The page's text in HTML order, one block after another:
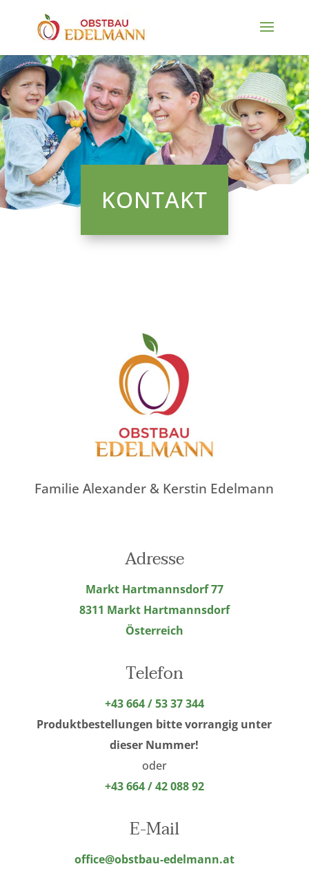
KONTAKT
Familie Alexander & Kerstin Edelmann
Adresse
Markt Hartmannsdorf 77
8311 Markt Hartmannsdorf
Österreich
Telefon
+43 664 / 53 37 344
Produktbestellungen bitte vorrangig unter
dieser Nummer!
oder
+43 664 / 42 088 92
E-Mail
office@obstbau-edelmann.at